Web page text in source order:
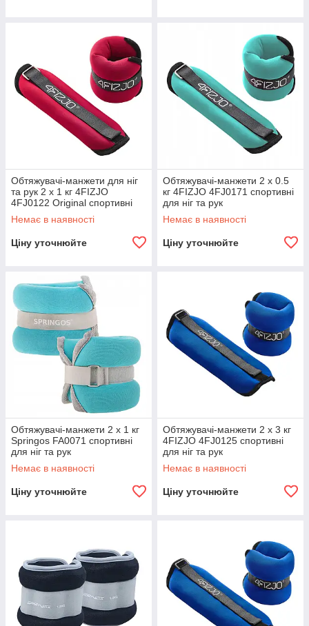
Обтяжувачі-манжети для ніг
та рук 2 x 1 кг 4FIZJO
4FJ0122 Original спортивні
Комплект 2 шт
Немає в наявності
Ціну уточнюйте
Обтяжувачі-манжети 2 x 0.5
кг 4FIZJO 4FJ0171 спортивні
для ніг та рук
Немає в наявності
Ціну уточнюйте
Обтяжувачі-манжети 2 x 1 кг
Springos FA0071 спортивні
для ніг та рук
Немає в наявності
Ціну уточнюйте
Обтяжувачі-манжети 2 x 3 кг
4FIZJO 4FJ0125 спортивні
для ніг та рук
Немає в наявності
Ціну уточнюйте